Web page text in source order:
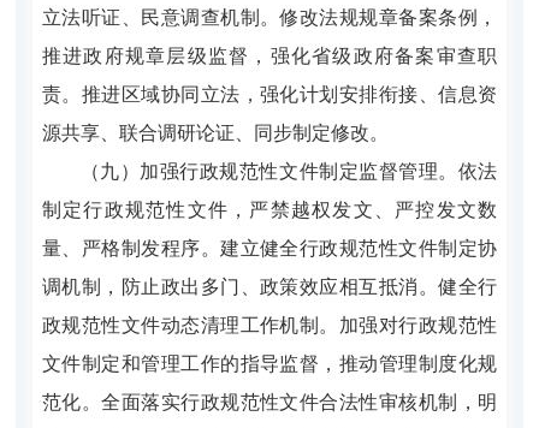
立法听证、民意调查机制。修改法规规章备案条例，
推进政府规章层级监督，强化省级政府备案审查职
责。推进区域协同立法，强化计划安排衔接、信息资
源共享、联合调研论证、同步制定修改。
（九）加强行政规范性文件制定监督管理。依法
制定行政规范性文件，严禁越权发文、严控发文数
量、严格制发程序。建立健全行政规范性文件制定协
调机制，防止政出多门、政策效应相互抵消。健全行
政规范性文件动态清理工作机制。加强对行政规范性
文件制定和管理工作的指导监督，推动管理制度化规
范化。全面落实行政规范性文件合法性审核机制，明